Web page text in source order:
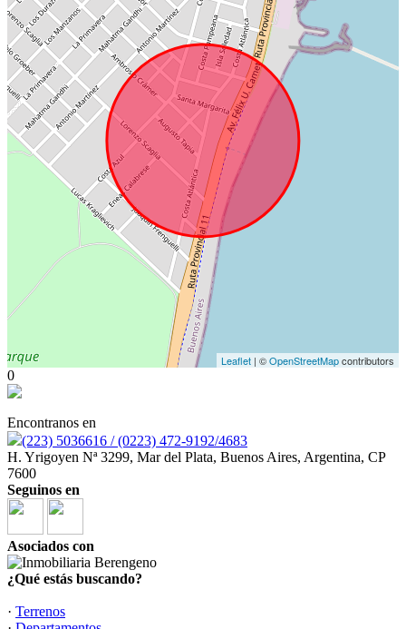
Leaflet | ©OpenStreetMapcontributors
0
Encontranos en
(223) 5036616 / (0223) 472-9192/4683
H. Yrigoyen Nª 3299, Mar del Plata, Buenos Aires, Argentina, CP
7600
Seguinos en
Asociados con
¿Qué estás buscando?
· Terrenos